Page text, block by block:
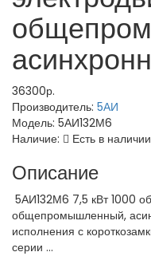
36300р.
Производитель: 5АИ
Модель: 5АИ132М6
Наличие:
Есть в наличии
Описание
5АИ132М6 7,5 кВт 1000
общепромышленный,
исполнения с
серии ...